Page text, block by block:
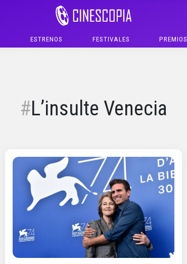
ESTRENOS FESTIVALES PREMIOS
L’insulte Venecia